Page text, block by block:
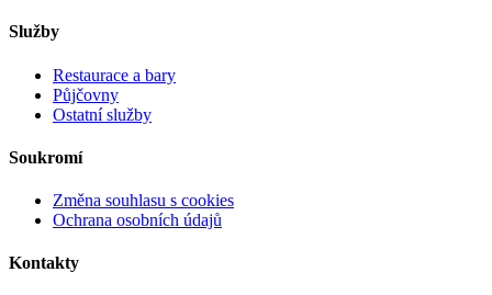
Služby
Restaurace a bary
Půjčovny
Ostatní služby
Soukromí
Změna souhlasu s cookies
Ochrana osobních údajů
Kontakty